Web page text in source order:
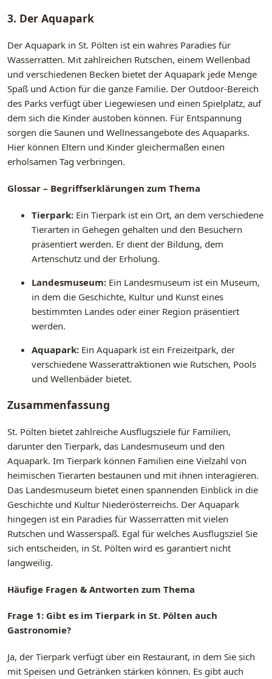
3. Der Aquapark
Der Aquapark in St. Pölten ist ein wahres Paradies für
Wasserratten. Mit zahlreichen Rutschen, einem Wellenbad
und verschiedenen Becken bietet der Aquapark jede Menge
Spaß und Action für die ganze Familie. Der Outdoor-Bereich
des Parks verfügt über Liegewiesen und einen Spielplatz, auf
dem sich die Kinder austoben können. Für Entspannung
sorgen die Saunen und Wellnessangebote des Aquaparks.
Hier können Eltern und Kinder gleichermaßen einen
erholsamen Tag verbringen.
Glossar – Begriffserklärungen zum Thema
Tierpark: Ein Tierpark ist ein Ort, an dem verschiedene
Tierarten in Gehegen gehalten und den Besuchern
präsentiert werden. Er dient der Bildung, dem
Artenschutz und der Erholung.
Landesmuseum: Ein Landesmuseum ist ein Museum,
in dem die Geschichte, Kultur und Kunst eines
bestimmten Landes oder einer Region präsentiert
werden.
Aquapark: Ein Aquapark ist ein Freizeitpark, der
verschiedene Wasserattraktionen wie Rutschen, Pools
und Wellenbäder bietet.
Zusammenfassung
St. Pölten bietet zahlreiche Ausflugsziele für Familien,
darunter den Tierpark, das Landesmuseum und den
Aquapark. Im Tierpark können Familien eine Vielzahl von
heimischen Tierarten bestaunen und mit ihnen interagieren.
Das Landesmuseum bietet einen spannenden Einblick in die
Geschichte und Kultur Niederösterreichs. Der Aquapark
hingegen ist ein Paradies für Wasserratten mit vielen
Rutschen und Wasserspaß. Egal für welches Ausflugsziel Sie
sich entscheiden, in St. Pölten wird es garantiert nicht
langweilig.
Häufige Fragen & Antworten zum Thema
Frage 1: Gibt es im Tierpark in St. Pölten auch
Gastronomie?
Ja, der Tierpark verfügt über ein Restaurant, in dem Sie sich
mit Speisen und Getränken stärken können. Es gibt auch